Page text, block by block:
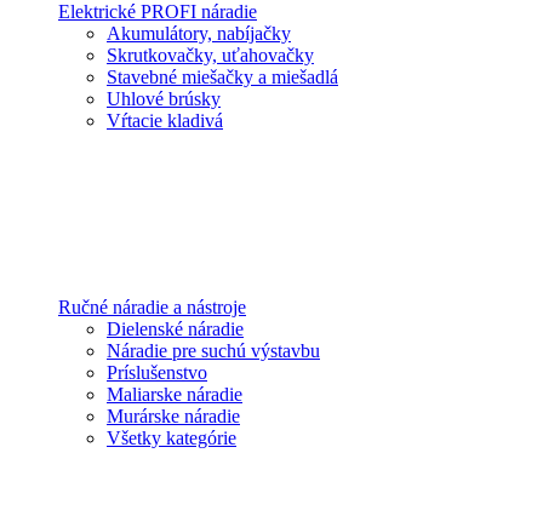
Elektrické PROFI náradie
Akumulátory, nabíjačky
Skrutkovačky, uťahovačky
Stavebné miešačky a miešadlá
Uhlové brúsky
Vŕtacie kladivá
Ručné náradie a nástroje
Dielenské náradie
Náradie pre suchú výstavbu
Príslušenstvo
Maliarske náradie
Murárske náradie
Všetky kategórie